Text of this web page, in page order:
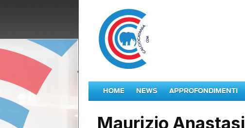
HOME NEWS APPROFONDIMENTI
Maurizio Anastasi